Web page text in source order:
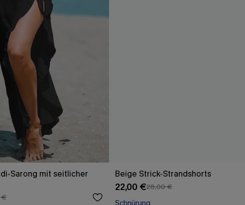
Sarong mit seitlicher
€
Beige Strick-Strandshorts
22,00 €28,00 €
Schnürung